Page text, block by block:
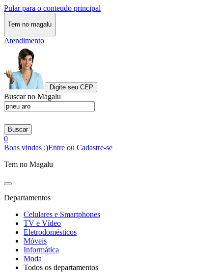
Pular para o conteudo principal
Tem no magalu
Atendimento
Digite seu CEP
Buscar no Magalu
Buscar
0
Boas vindas :)Entre ou Cadastre-se
Tem no Magalu
Departamentos
Celulares e Smartphones
TV e Vídeo
Eletrodomésticos
Móveis
Informática
Moda
Todos os departamentos